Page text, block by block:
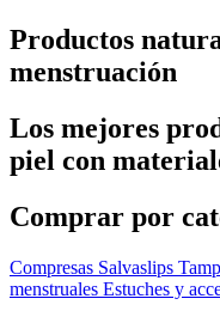
Productos
menstruación
Los mejores
piel con
Comprar por
Compresas Salvaslips
menstruales Estuches y